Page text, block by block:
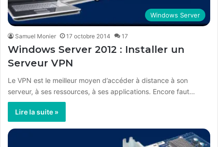
Windows Server
Samuel Monier 17 octobre 2014 17
Windows Server 2012 : Installer un
Serveur VPN
Le VPN est le meilleur moyen d’accéder à distance à son
serveur, à ses ressources, à ses applications. Encore faut…
Lire la suite »